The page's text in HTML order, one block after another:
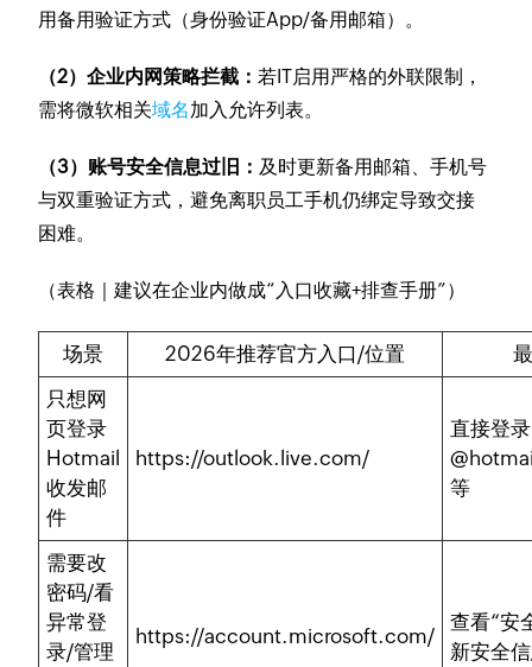
用备用验证方式（身份验证App/备用邮箱）。
（2）企业内网策略拦截： 若IT启用严格的外联限制，
需将微软相关域名加入允许列表。
（3）账号安全信息过旧： 及时更新备用邮箱、手机号
与双重验证方式，避免离职员工手机仍绑定导致交接
困难。
（表格｜建议在企业内做成“入口收藏+排查手册”）
场景 2026年推荐官方入口/位置
只想网
页登录
Hotmail
收发邮
件
https://outlook.live.com/
直接登
等
需要改
密码/看
异常登
录/管理
https://account.microsoft.com/
查看“安
新安全